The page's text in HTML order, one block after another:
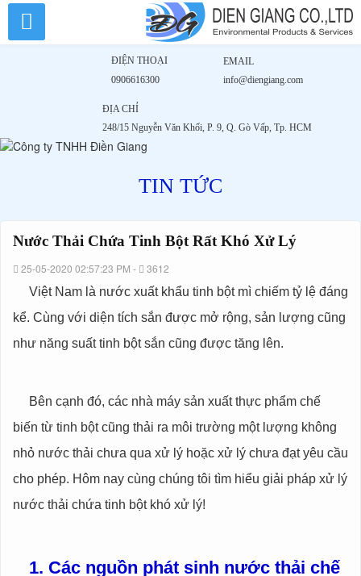
Nước
Thải
Bột
Xử
Lý
Nước
Thải
Rất
Lý
Nước
Thải
Chứa
Khó
Xử
Nước
Chứa
Nước
Thải
Chứa
Tinh
Nước
Chứa
Tinh
Bột
ĐIỆN THOẠI
0906616300
EMAIL
info@diengiang.com
ĐỊA CHỈ
248/15 Nguyễn Văn Khối, P. 9, Q. Gò Vấp, Tp. HCM
TIN TỨC
Nước Thải Chứa Tinh Bột Rất Khó Xử Lý
25-05-2020 02:57:23 PM -
3612
Việt Nam là nước xuất khẩu tinh bột mì chiếm tỷ lệ đáng
kể. Cùng với diện tích sắn được mở rộng, sản lượng cũng
như năng suất tinh bột sắn cũng được tăng lên.
Bên cạnh đó, các nhà máy sản xuất thực phẩm chế
biến từ tinh bột cũng thải ra môi trường một lượng không
nhỏ nước thải chưa qua xử lý hoặc xử lý chưa đạt yêu cầu
cho phép. Hôm nay cùng chúng tôi tìm hiểu giải pháp xử lý
nước thải chứa tinh bột khó xử lý!
1. Các nguồn phát sinh nước thải chế